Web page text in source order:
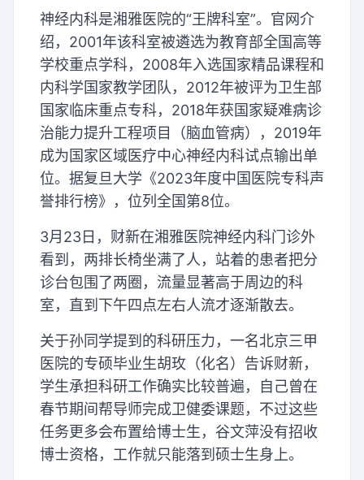
神经内科是湘雅医院的“王牌科室”。官网介
绍，2001年该科室被遴选为教育部全国高等
学校重点学科，2008年入选国家精品课程和
内科学国家教学团队，2012年被评为卫生部
国家临床重点专科，2018年获国家疑难病诊
治能力提升工程项目（脑血管病），2019年
成为国家区域医疗中心神经内科试点输出单
位。据复旦大学《2023年度中国医院专科声
誉排行榜》，位列全国第8位。
3月23日，财新在湘雅医院神经内科门诊外
看到，两排长椅坐满了人，站着的患者把分
诊台包围了两圈，流量显著高于周边的科
室，直到下午四点左右人流才逐渐散去。
关于孙同学提到的科研压力，一名北京三甲
医院的专硕毕业生胡玫（化名）告诉财新，
学生承担科研工作确实比较普遍，自己曾在
春节期间帮导师完成卫健委课题，不过这些
任务更多会布置给博士生，谷文萍没有招收
博士资格，工作就只能落到硕士生身上。